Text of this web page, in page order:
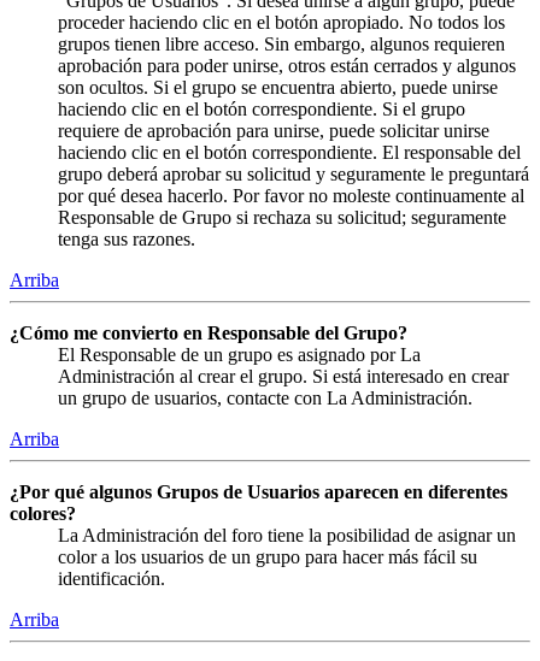
proceder haciendo clic en el botón apropiado. No todos los
grupos tienen libre acceso. Sin embargo, algunos requieren
aprobación para poder unirse, otros están cerrados y algunos
son ocultos. Si el grupo se encuentra abierto, puede unirse
haciendo clic en el botón correspondiente. Si el grupo
requiere de aprobación para unirse, puede solicitar unirse
haciendo clic en el botón correspondiente. El responsable del
grupo deberá aprobar su solicitud y seguramente le preguntará
por qué desea hacerlo. Por favor no moleste continuamente al
Responsable de Grupo si rechaza su solicitud; seguramente
tenga sus razones.
Arriba
¿Cómo me convierto en Responsable del Grupo?
El Responsable de un grupo es asignado por La
Administración al crear el grupo. Si está interesado en crear
un grupo de usuarios, contacte con La Administración.
Arriba
¿Por qué algunos Grupos de Usuarios aparecen en diferentes
colores?
La Administración del foro tiene la posibilidad de asignar un
color a los usuarios de un grupo para hacer más fácil su
identificación.
Arriba